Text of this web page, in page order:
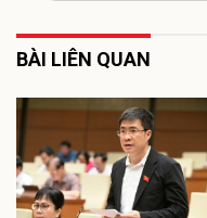
BÀI LIÊN QUAN